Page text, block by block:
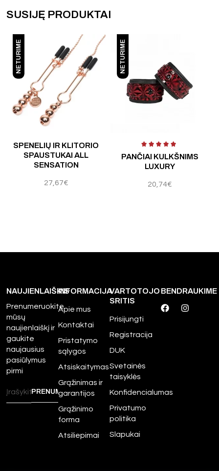
SUSIJĘ PRODUKTAI
NETURIME
SPENELIŲ IR KLITORIO
SPAUSTUKAI ALL
SENSATION
27,67€
NETURIME
PANČIAI KULKŠNIMS
LUXURY
20,74€
Įvertinimas:5.00
NAUJIENLAIŠKIS
Prenumeruokite
mūsų
naujienlaiškį ir
gaukite
naujausius
pasiūlymus
pirmi
INFORMACIJA
Apie mus
Kontaktai
Pristatymo
sąlygos
Atsiskaitymas
Grąžinimas ir
garantijos
Grąžinimo
forma
Atsiliepimai
VARTOTOJO
SRITIS
Prisijungti
Registracija
DUK
Svetainės
taisyklės
Konfidencialumas
Privatumo
politika
Slapukai
BENDRAUKIME